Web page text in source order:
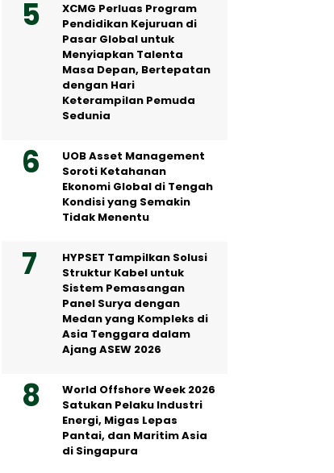
XCMG Perluas Program
Pendidikan Kejuruan di
Pasar Global untuk
Menyiapkan Talenta
Masa Depan, Bertepatan
dengan Hari
Keterampilan Pemuda
Sedunia
UOB Asset Management
Soroti Ketahanan
Ekonomi Global di Tengah
Kondisi yang Semakin
Tidak Menentu
HYPSET Tampilkan Solusi
Struktur Kabel untuk
Sistem Pemasangan
Panel Surya dengan
Medan yang Kompleks di
Asia Tenggara dalam
Ajang ASEW 2026
World Offshore Week 2026
Satukan Pelaku Industri
Energi, Migas Lepas
Pantai, dan Maritim Asia
di Singapura